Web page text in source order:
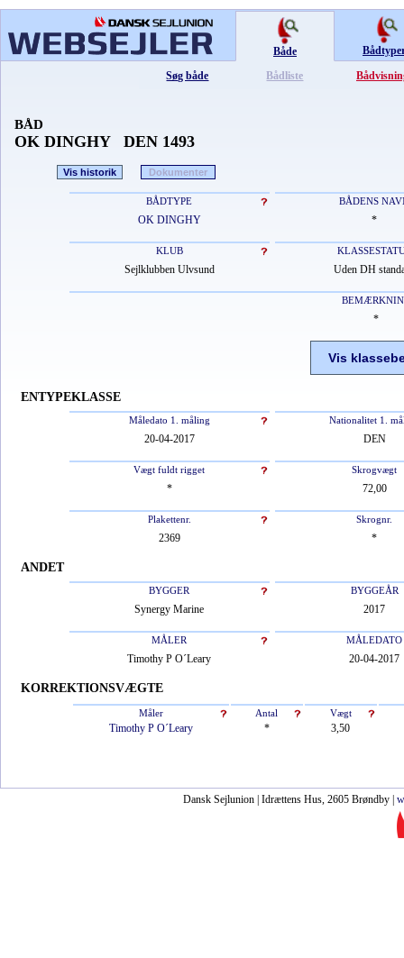
Både
Søg både
Bådliste
BÅD
OK DINGHY DEN 1493
Vis historik Dokumenter
BÅDTYPE BÅDENS
OK DINGHY *
KLUB
Sejlklubben Ulvsund Uden DH
*
Vis
ENTYPEKLASSE
Måledato 1. måling Nationalitet 1.
20-04-2017 DEN
Vægt fuldt rigget Skrogvægt
* 72,00
Plakettenr. Skrognr.
2369 *
ANDET
BYGGER BYGGEÅR
Synergy Marine 2017
MÅLER MÅLEDATO
Timothy P O´Leary 20-04-2017
KORREKTIONSVÆGTE
Måler Antal Vægt
Timothy P O´Leary * 3,50
Dansk Sejlunion | Idrættens Hus, 2605 Brøndby |